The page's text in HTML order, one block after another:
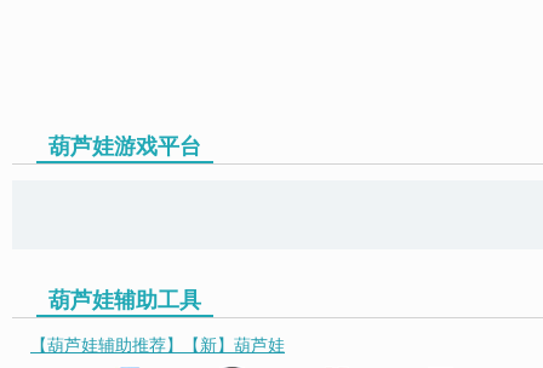
葫芦娃游戏平台
葫芦娃辅助工具
【葫芦娃辅助推荐】【新】葫芦娃